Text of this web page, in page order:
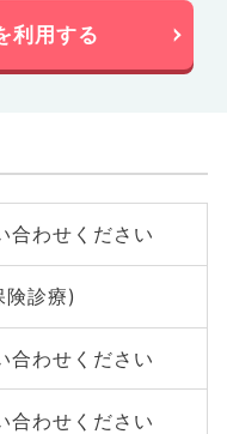
利用する
合わせください
険診療)
合わせください
合わせください